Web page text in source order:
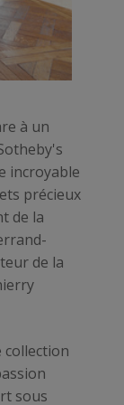
à un
incroyable
précieux
de la
de la
collection
sous